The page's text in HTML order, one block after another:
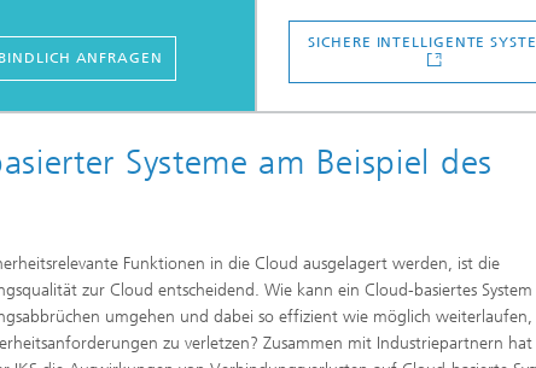
ANFRAGEN
SICHERE INTELLIGENTE
Systeme am Beispiel des
Funktionen in die Cloud ausgelagert werden, ist die
zur Cloud entscheidend. Wie kann ein Cloud-basiertes
umgehen und dabei so effizient wie möglich
zu verletzen? Zusammen mit Industriepartnern hat